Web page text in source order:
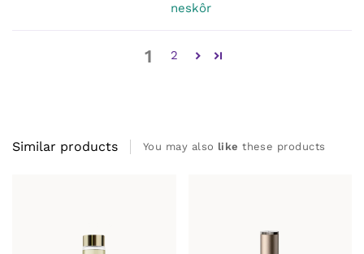
neskôr
1 2
Similar products You may also like these products